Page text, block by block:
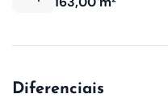
Diferenciais